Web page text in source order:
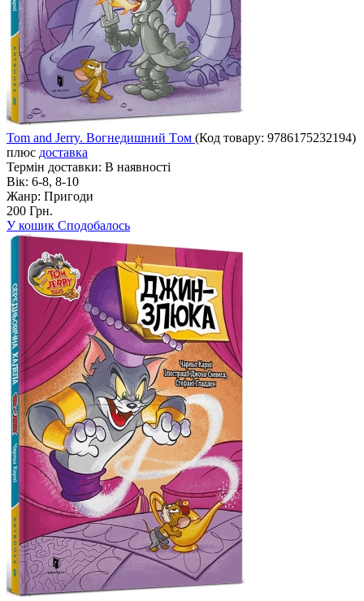
Tom and Jerry. Вогнедишний Тoм (Код товару: 9786175232194)
плюс доставка
Термін доставки: В наявності
Вік: 6-8, 8-10
Жанр: Пригоди
200 Грн.
У кошик Сподобалось